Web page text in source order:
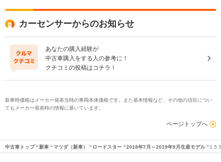
カーセンサーからのお知らせ
あなたの購入経験が
中古車購入をする人の参考に！
クチコミの投稿はコチラ！
新車時価格はメーカー発表当時の車両本体価格です。また基本情報など、その他の項目につい
てもメーカー発表時の情報に基いています。
ページトップへ
中古車トップ 新車 マツダ（新車） ロードスター 2018年7月～2019年9月生産モデル 1.5